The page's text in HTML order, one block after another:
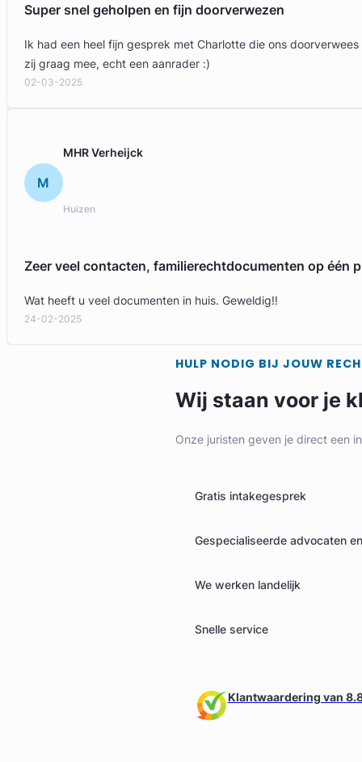
Super snel geholpen en fijn doorverwezen
Ik had een heel fijn gesprek met Charlotte die ons
zij graag mee, echt een aanrader :)
02-03-2025
M
MHR Verheijck
Huizen
Zeer veel contacten, familierechtdocumenten op één
Wat heeft u veel documenten in huis. Geweldig!!
24-02-2025
HULP NODIG BIJ JOUW
Wij staan voor je
Onze juristen geven je direct een
Gratis intakegesprek
Gespecialiseerde advocaten
We werken landelijk
Snelle service
Klantwaardering van